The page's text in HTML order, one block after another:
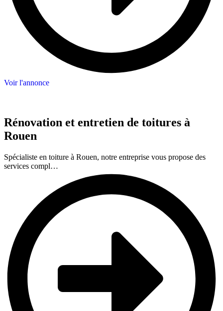
Voir l'annonce
Rénovation et entretien de toitures à
Rouen
Spécialiste en toiture à Rouen, notre entreprise vous propose des
services compl…